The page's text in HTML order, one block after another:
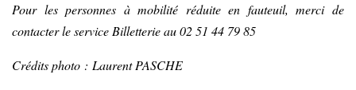
Pour les personnes à mobilité réduite en fauteuil, merci de
contacter le service Billetterie au 02 51 44 79 85
Crédits photo : Laurent PASCHE